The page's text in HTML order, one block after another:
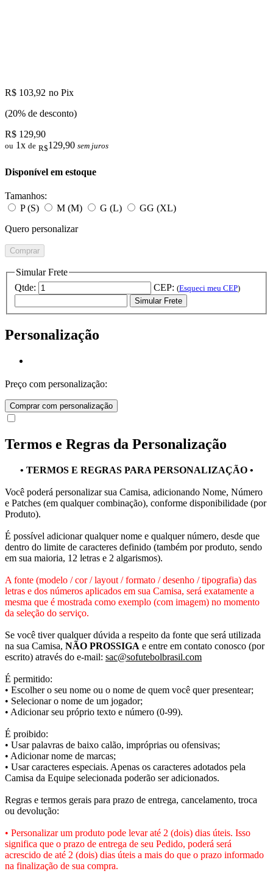
R$ 103,92 no Pix
(20% de desconto)
R$ 129,90
ou 1x de R$129,90 sem juros
Disponível em estoque
Tamanhos:
P (S)
M (M) G (L)
GG (XL)
Quero personalizar
Comprar
Simular Frete
Qtde:
CEP: (Esqueci meu CEP)
Simular Frete
Personalização
Preço com personalização:
Comprar com personalização
Termos e Regras da Personalização
• TERMOS E REGRAS PARA PERSONALIZAÇÃO •
Você poderá personalizar sua Camisa, adicionando Nome, Número
e Patches (em qualquer combinação), conforme disponibilidade (por
Produto).
É possível adicionar qualquer nome e qualquer número, desde que
dentro do limite de caracteres definido (também por produto, sendo
em sua maioria, 12 letras e 2 algarismos).
A fonte (modelo / cor / layout / formato / desenho / tipografia) das
letras e dos números aplicados em sua Camisa, será exatamente a
mesma que é mostrada como exemplo (com imagem) no momento
da seleção do serviço.
Se você tiver qualquer dúvida a respeito da fonte que será utilizada
na sua Camisa, NÃO PROSSIGA e entre em contato conosco (por
escrito) através do e-mail: sac@sofutebolbrasil.com
É permitido:
• Escolher o seu nome ou o nome de quem você quer presentear;
• Selecionar o nome de um jogador;
• Adicionar seu próprio texto e número (0-99).
É proibido:
• Usar palavras de baixo calão, impróprias ou ofensivas;
• Adicionar nome de marcas;
• Usar caracteres especiais. Apenas os caracteres adotados pela
Camisa da Equipe selecionada poderão ser adicionados.
Regras e termos gerais para prazo de entrega, cancelamento, troca
ou devolução:
• Personalizar um produto pode levar até 2 (dois) dias úteis. Isso
significa que o prazo de entrega de seu Pedido, poderá será
acrescido de até 2 (dois) dias úteis a mais do que o prazo informado
na finalização de sua compra.